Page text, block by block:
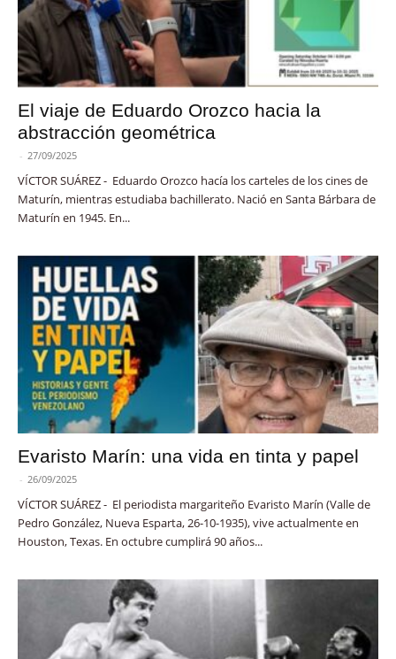
El viaje de Eduardo Orozco hacia la
abstracción geométrica
- 27/09/2025
VÍCTOR SUÁREZ - Eduardo Orozco hacía los carteles de los cines de
Maturín, mientras estudiaba bachillerato. Nació en Santa Bárbara de
Maturín en 1945. En...
Evaristo Marín: una vida en tinta y papel
- 26/09/2025
VÍCTOR SUÁREZ - El periodista margariteño Evaristo Marín (Valle de
Pedro González, Nueva Esparta, 26-10-1935), vive actualmente en
Houston, Texas. En octubre cumplirá 90 años...